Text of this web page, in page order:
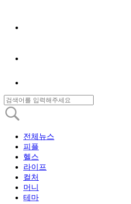
전체뉴스
피플
헬스
라이프
컬처
머니
테마